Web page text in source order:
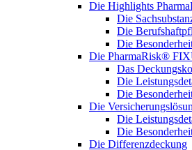
Die Highlights
Die
Die
Die
Die PharmaRisk®
Das
Die
Die
Die
Die
Die
Die Differenzdeckung